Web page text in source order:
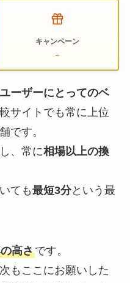
キャンペーン
–
ユーザーにとってのベ
サイトでも常に上位
です。
、常に相場以上の換
ても最短3分という最
高さです。
もここにお願いした